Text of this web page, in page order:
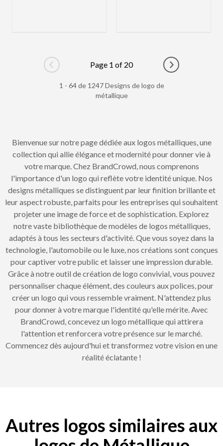
Go to previous page
Page 1 of 20
Go to next
1 - 64 de 1247 Designs de logo de
métallique
Bienvenue sur notre page dédiée aux logos métalliques, une
collection qui allie élégance et modernité pour donner vie à
votre marque. Chez BrandCrowd, nous comprenons
l'importance d'un logo qui reflète votre identité unique. Nos
designs métalliques se distinguent par leur finition brillante et
leur aspect robuste, parfaits pour les entreprises qui souhaitent
projeter une image de force et de sophistication. Explorez
notre vaste bibliothèque de modèles de logos métalliques,
adaptés à tous les secteurs d'activité. Que vous soyez dans la
technologie, l'automobile ou le luxe, nos créations sont conçues
pour captiver votre public et laisser une impression durable.
Grâce à notre outil de création de logo convivial, vous pouvez
personnaliser chaque élément, des couleurs aux polices, pour
créer un logo qui vous ressemble vraiment. N'attendez plus
pour donner à votre marque l'identité qu'elle mérite. Avec
BrandCrowd, concevez un logo métallique qui attirera
l'attention et renforcera votre présence sur le marché.
Commencez dès aujourd'hui et transformez votre vision en une
réalité éclatante !
Autres logos similaires aux